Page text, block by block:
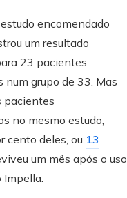
encomendado
um resultado
23 pacientes
grupo de 33. Mas
pacientes
no mesmo estudo,
cento deles, ou 13
um mês após o uso